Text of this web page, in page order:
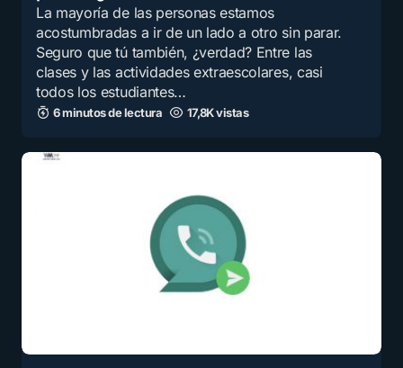
La mayoría de las personas estamos
acostumbradas a ir de un lado a otro sin parar.
Seguro que tú también, ¿verdad? Entre las
clases y las actividades extraescolares, casi
todos los estudiantes…
6 minutos de lectura 17,8K vistas